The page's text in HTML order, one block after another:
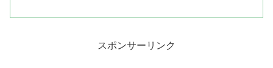
スポンサーリンク